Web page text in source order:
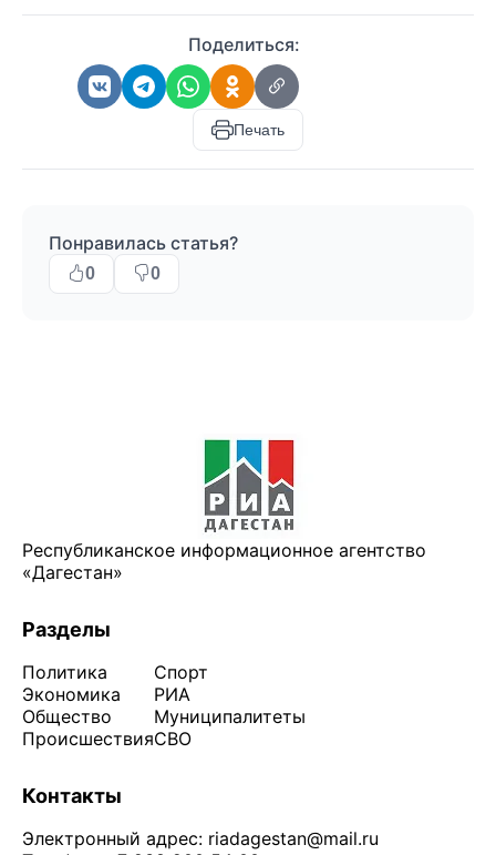
Поделиться:
Печать
Понравилась статья?
0 0
Республиканское информационное агентство
«Дагестан»
Разделы
Политика
Экономика
Общество
Происшествия
Спорт
РИА
Муниципалитеты
СВО
Контакты
Электронный адрес: riadagestan@mail.ru